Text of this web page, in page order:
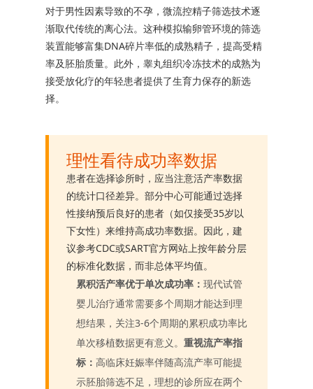
对于男性因素导致的不孕，微流控精子筛选技术逐
渐取代传统的离心法。这种模拟输卵管环境的筛选
装置能够富集DNA碎片率低的成熟精子，提高受精
率及胚胎质量。此外，睾丸组织冷冻技术的成熟为
接受放化疗的年轻患者提供了生育力保存的新选
择。
理性看待成功率数据
患者在选择诊所时，应当注意活产率数据
的统计口径差异。部分中心可能通过选择
性接纳预后良好的患者（如仅接受35岁以
下女性）来维持高成功率数据。因此，建
议参考CDC或SART官方网站上按年龄分层
的标准化数据，而非总体平均值。
累积活产率优于单次成功率： 现代试管
婴儿治疗通常需要多个周期才能达到理
想结果，关注3-6个周期的累积成功率比
单次移植数据更有意义。 重视流产率指
标： 高临床妊娠率伴随高流产率可能提
示胚胎筛选不足，理想的诊所应在两个